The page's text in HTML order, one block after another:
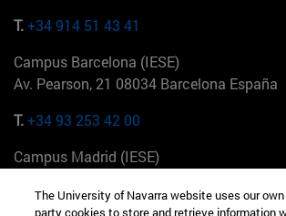
T.+34 914 51 43 41
Campus Barcelona (IESE)
Av. Pearson, 21 08034 Barcelona España
T.+34 93 253 42 00
Campus Madrid (IESE)
The University of Navarra website uses our
party cookies to store and retrieve information